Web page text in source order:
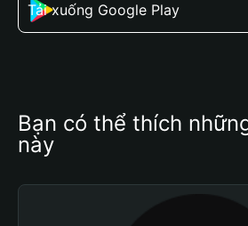
Tải xuống Google Play
Bạn có thể thích
này